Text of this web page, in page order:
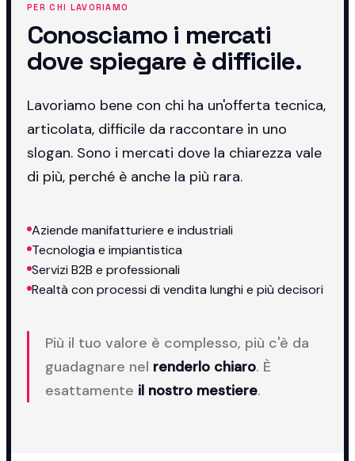
PER CHI LAVORIAMO
Conosciamo i mercati
dove spiegare è difficile.
Lavoriamo bene con chi ha un'offerta tecnica,
articolata, difficile da raccontare in uno
slogan. Sono i mercati dove la chiarezza vale
di più, perché è anche la più rara.
Aziende manifatturiere e industriali
Tecnologia e impiantistica
Servizi B2B e professionali
Realtà con processi di vendita lunghi e più decisori
Più il tuo valore è complesso, più c'è da
guadagnare nel renderlo chiaro. È
esattamente il nostro mestiere.